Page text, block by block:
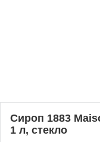
Сироп 1883
1 л, стекло